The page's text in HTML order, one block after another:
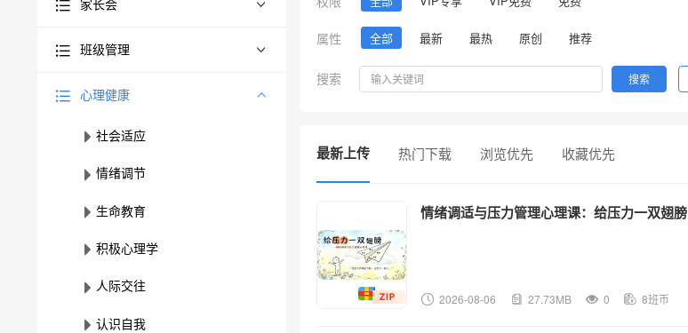
班级管理
心理健康
社会适应
情绪调节
生命教育
积极心理学
人际交往
认识自我
属性 全部 最新 最热 原创 推荐
搜索 搜索
最新上传 热门下载 浏览优先 收藏优先
情绪调适与压力管理心理课：给压力一双翅膀
2026-08-06 27.73MB 0 8班币